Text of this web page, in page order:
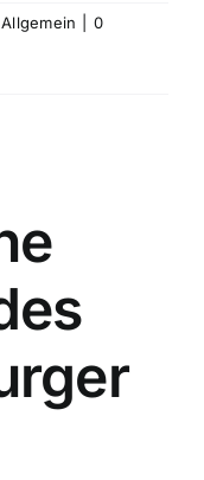
Allgemein
0